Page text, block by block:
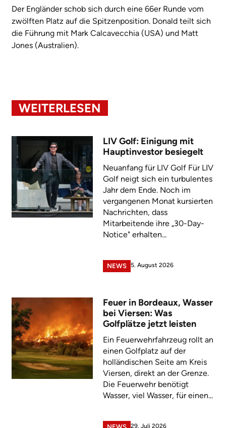
Der Engländer schob sich durch eine 66er Runde vom
zwölften Platz auf die Spitzenposition. Donald teilt sich
die Führung mit Mark Calcavecchia (USA) und Matt
Jones (Australien).
WEITERLESEN
LIV Golf: Einigung mit
Hauptinvestor besiegelt
Neuanfang für LIV Golf Für LIV
Golf neigt sich ein turbulentes
Jahr dem Ende. Noch im
vergangenen Monat kursierten
Nachrichten, dass
Mitarbeitende ihre „30-Day-
Notice" erhalten...
NEWS 5. August 2026
Feuer in Bordeaux, Wasser
bei Viersen: Was
Golfplätze jetzt leisten
Ein Feuerwehrfahrzeug rollt an
einen Golfplatz auf der
holländischen Seite am Kreis
Viersen, direkt an der Grenze.
Die Feuerwehr benötigt
Wasser, viel Wasser, für einen...
29. Juli 2026